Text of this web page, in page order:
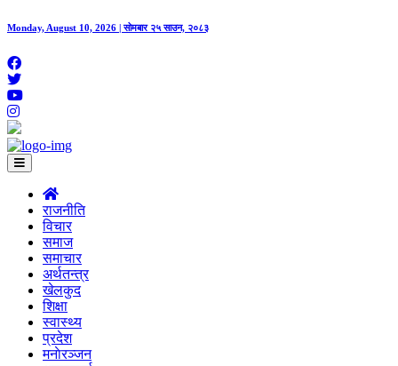
Monday, August 10, 2026 | सोमबार २५ साउन, २०८३
राजनीति
विचार
समाज
समाचार
अर्थतन्त्र
खेलकुद
शिक्षा
स्वास्थ्य
प्रदेश
मनाेरञ्जन